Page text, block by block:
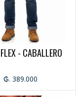
- CABALLERO
₲. 389.000